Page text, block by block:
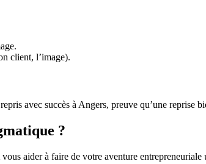
client, l’image).
avec succès à Angers, preuve qu’une reprise
?
aider à faire de votre aventure